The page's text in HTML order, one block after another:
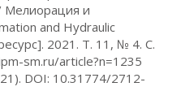
Мелиорация и
and Hydraulic
2021. Т. 11, № 4. С.
sm.ru/article?n=1235
DOI: 10.31774/2712-